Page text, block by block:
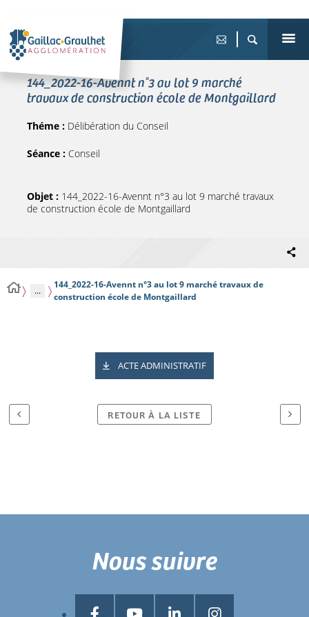
144_2022-16-Avennt n°3 au lot 9 marché
travaux de construction école de Montgaillard
Théme : Délibération du Conseil
Séance : Conseil
Objet : 144_2022-16-Avennt n°3 au lot 9 marché travaux
de construction école de Montgaillard
...
144_2022-16-Avennt n°3 au lot 9 marché travaux de
construction école de Montgaillard
ACTE ADMINISTRATIF
RETOUR À LA LISTE
Nous suivre